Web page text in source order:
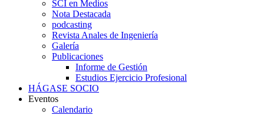
SCI en Medios
Nota Destacada
podcasting
Revista Anales de Ingeniería
Galería
Publicaciones
Informe de Gestión
Estudios Ejercicio Profesional
HÁGASE SOCIO
Eventos
Calendario